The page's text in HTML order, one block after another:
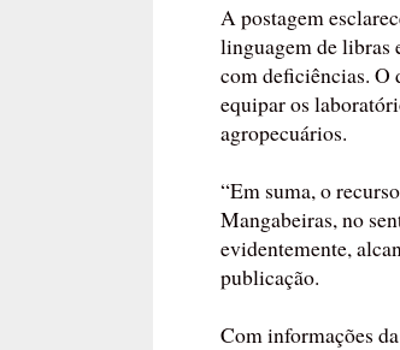
A postagem
linguagem de libras
com deficiências. O
equipar os
agropecuários.
“Em suma, o
Mangabeiras, no
evidentemente,
publicação.
Com informações